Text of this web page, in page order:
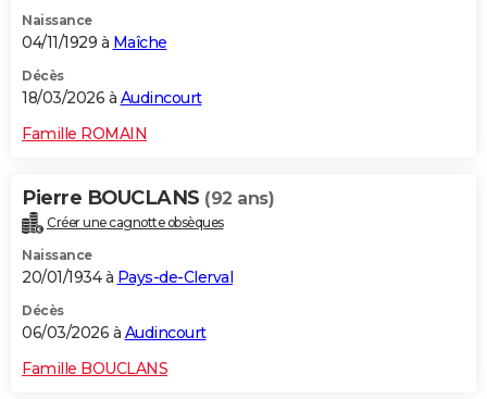
Naissance
04/11/1929 à Maîche
Décès
18/03/2026 à Audincourt
Famille ROMAIN
Pierre BOUCLANS (92 ans)
Créer une cagnotte obsèques
Naissance
20/01/1934 à Pays-de-Clerval
Décès
06/03/2026 à Audincourt
Famille BOUCLANS